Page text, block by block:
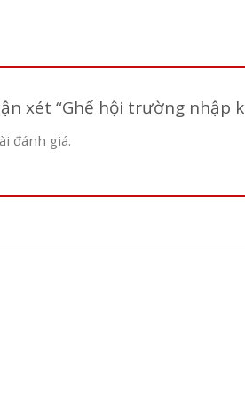
xét “Ghế hội trường nhập
đánh giá.